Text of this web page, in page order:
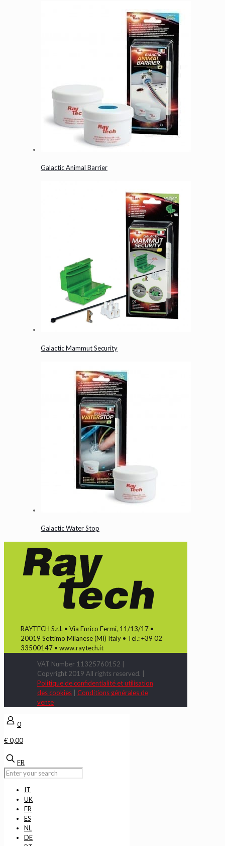
Galactic Animal Barrier
Galactic Mammut Security
Galactic Water Stop
RAYTECH S.r.l. • Via Enrico Fermi, 11/13/17 •
20019 Settimo Milanese (MI) Italy • Tel.: +39 02
33500147 • www.raytech.it
VAT Number 11325760152 |
Copyright 2019 All rights reserved. |
Politique de confidentialité et utilisation
des cookies
Conditions générales de
vente
0
€ 0,00
FR
IT
UK
FR
ES
NL
DE